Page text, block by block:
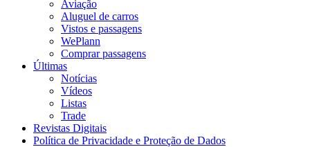
Aviação
Aluguel de carros
Vistos e passagens
WePlann
Comprar passagens
Últimas
Notícias
Vídeos
Listas
Trade
Revistas Digitais
Política de Privacidade e Proteção de Dados